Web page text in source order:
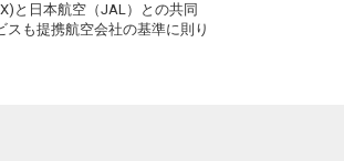
と日本航空（JAL）との共同
も提携航空会社の基準に則り